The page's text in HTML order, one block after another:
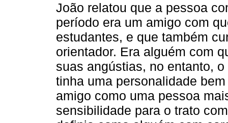
João relatou que a pessoa
período era um amigo com
estudantes, e que também
orientador. Era alguém com
suas angústias, no entanto,
tinha uma personalidade
amigo como uma pessoa
sensibilidade para o trato